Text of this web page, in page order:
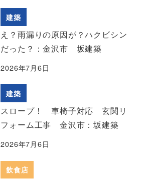
建築
え？雨漏りの原因が？ハクビシン
だった？：金沢市 坂建築
2026年7月6日
建築
スロープ！ 車椅子対応 玄関リ
フォーム工事 金沢市：坂建築
2026年7月6日
飲食店